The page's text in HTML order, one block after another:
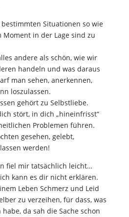
bestimmten Situationen so wie
in der Lage sind zu
andere als schön, wie wir
handeln und was daraus
man sehen, anerkennen,
loszulassen.
gehört zu Selbstliebe.
stört, in dich „hineinfrisst“
Problemen führen.
gesehen, gelebt,
werden!
fiel mir tatsächlich leicht…
kann es dir nicht erklären.
Leben Schmerz und Leid
zu verzeihen, für dass, was
da sah die Sache schon